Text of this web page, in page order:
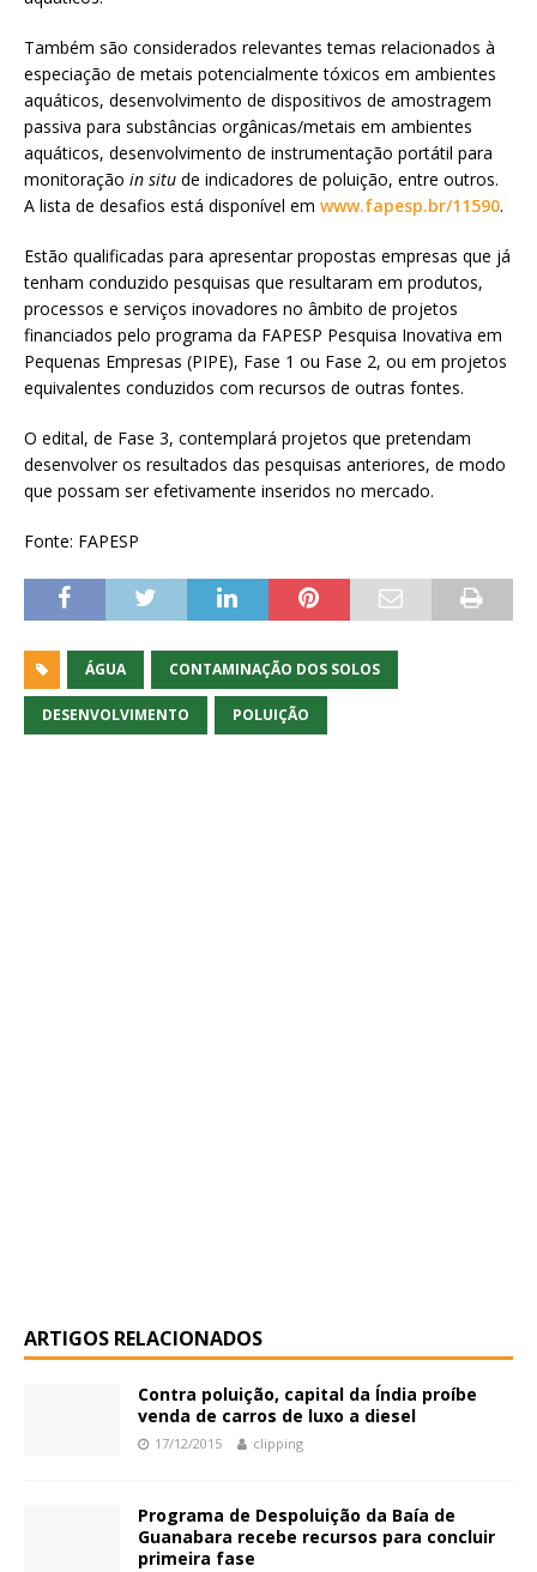
Também são considerados relevantes temas relacionados à
especiação de metais potencialmente tóxicos em ambientes
aquáticos, desenvolvimento de dispositivos de amostragem
passiva para substâncias orgânicas/metais em ambientes
aquáticos, desenvolvimento de instrumentação portátil para
monitoração in situ de indicadores de poluição, entre outros.
A lista de desafios está disponível em www.fapesp.br/11590.
Estão qualificadas para apresentar propostas empresas que já
tenham conduzido pesquisas que resultaram em produtos,
processos e serviços inovadores no âmbito de projetos
financiados pelo programa da FAPESP Pesquisa Inovativa em
Pequenas Empresas (PIPE), Fase 1 ou Fase 2, ou em projetos
equivalentes conduzidos com recursos de outras fontes.
O edital, de Fase 3, contemplará projetos que pretendam
desenvolver os resultados das pesquisas anteriores, de modo
que possam ser efetivamente inseridos no mercado.
Fonte: FAPESP
ÁGUA CONTAMINAÇÃO DOS SOLOS
DESENVOLVIMENTO POLUIÇÃO
ARTIGOS RELACIONADOS
Contra poluição, capital da Índia proíbe
venda de carros de luxo a diesel
17/12/2015 clipping
Programa de Despoluição da Baía de
Guanabara recebe recursos para concluir
primeira fase